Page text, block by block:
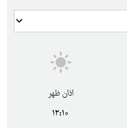
اذان ظهر
۱۲:۱۰